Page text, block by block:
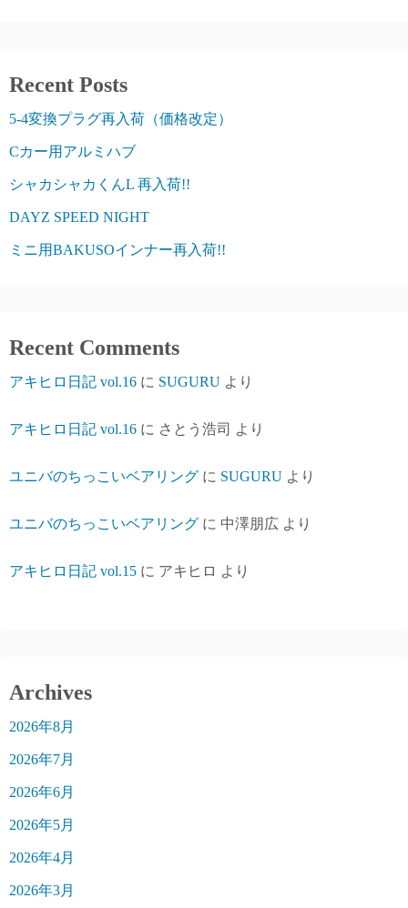
Recent Posts
5-4変換プラグ再入荷（価格改定）
Cカー用アルミハブ
シャカシャカくんL 再入荷!!
DAYZ SPEED NIGHT
ミニ用BAKUSOインナー再入荷!!
Recent Comments
アキヒロ日記 vol.16 に SUGURU より
アキヒロ日記 vol.16 に さとう浩司 より
ユニバのちっこいベアリング に SUGURU より
ユニバのちっこいベアリング に 中澤朋広 より
アキヒロ日記 vol.15 に アキヒロ より
Archives
2026年8月
2026年7月
2026年6月
2026年5月
2026年4月
2026年3月